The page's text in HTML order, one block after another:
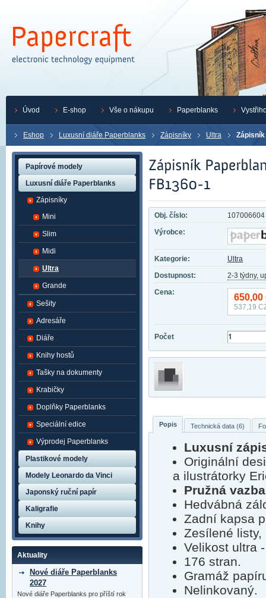
Eshop Luxusní diáře Paperblanks Zápisníky Ultra
Obj. číslo:
107006604
Výrobce:
Kategorie:
Ultra
Dostupnost:
2-3 týdny,
Cena:
650,00
537,19
Počet
Popis Technická data (6)
Luxusní
Originální
a ilustrátorky
Pružná
Hedvábná
Zadní kapsa
Zesílené
Velikost ultra
176 stran.
Gramáž
Nelinkovaný.
Papírové modely
Luxusní diáře Paperblanks
Zápisníky
Mini
Slim
Midi
Ultra
Grande
Sešity
Adresáře
Diáře
Knihy hostů
Tašky na dokumenty
Krabičky
Doplňky Paperblanks
Speciální edice
Výprodej Paperblanks
Plastikové modely
Modely Leonardo da Vinci
Japonský ruční papír
Kaligrafie
Knihy
Aktuality
Nové diáře Paperblanks
2027
Nové diáře Paperblanks pro příští rok
Úvod E-shop Vše o nákupu Paperblanks